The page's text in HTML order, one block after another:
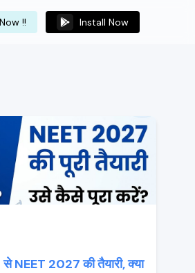
!! Install Now
NEET 2027 की तैयारी, क्या